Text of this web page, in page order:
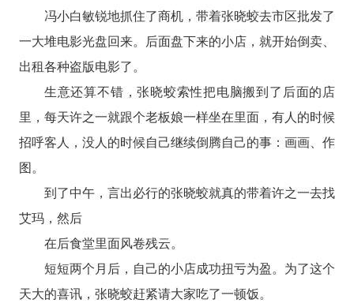
冯小白敏锐地抓住了商机，带着张晓蛟去市区批发了
一大堆电影光盘回来。后面盘下来的小店，就开始倒卖、
出租各种盗版电影了。
生意还算不错，张晓蛟索性把电脑搬到了后面的店
里，每天许之一就跟个老板娘一样坐在里面，有人的时候
招呼客人，没人的时候自己继续倒腾自己的事：画画、作
图。
到了中午，言出必行的张晓蛟就真的带着许之一去找
艾玛，然后
在后食堂里面风卷残云。
短短两个月后，自己的小店成功扭亏为盈。为了这个
天大的喜讯，张晓蛟赶紧请大家吃了一顿饭。